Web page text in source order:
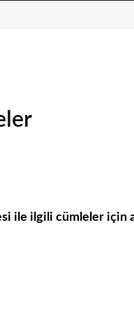
ile ilgili cümleler için